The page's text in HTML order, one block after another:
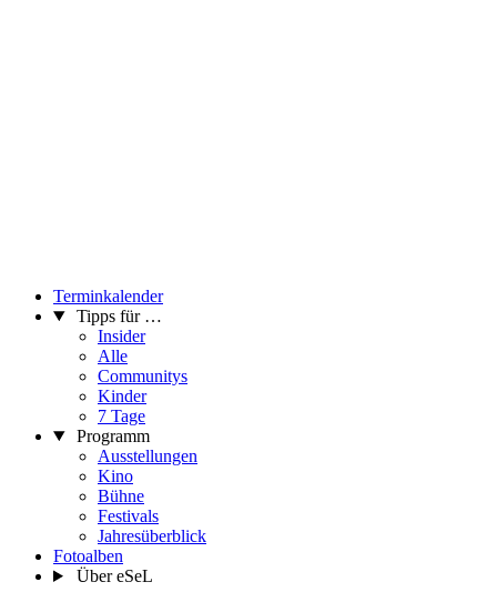
Terminkalender
Tipps für …
Insider
Alle
Communitys
Kinder
7 Tage
Programm
Ausstellungen
Kino
Bühne
Festivals
Jahresüberblick
Fotoalben
Über eSeL